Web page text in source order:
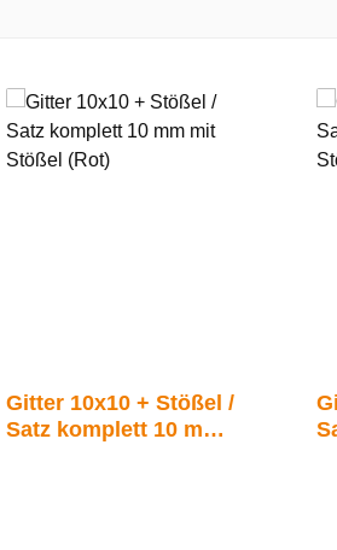
Gitter 10x10 + Stößel /
Satz komplett 10 mm